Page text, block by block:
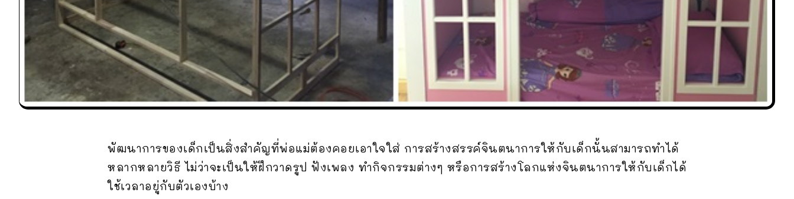
พัฒนาการของเด็กเป็นสิ่งสำคัญที่พ่อแม่ต้องคอยเอาใจใส่ การสร้างสรรค์จินตนาการให้กับเด็กนั้นสามารถทำได้
หลากหลายวิธี ไม่ว่าจะเป็นให้ฝึกวาดรูป ฟังเพลง ทำกิจกรรมต่างๆ หรือการสร้างโลกแห่งจินตนาการให้กับเด็กได้
ใช้เวลาอยู่กับตัวเองบ้าง